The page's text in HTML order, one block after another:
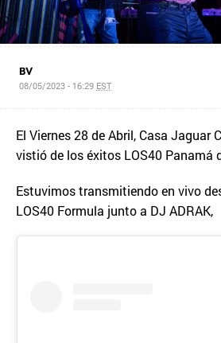
BV
08/05/2023 - 16:29 EST
El Viernes 28 de Abril, Casa Jaguar
vistió de los éxitos LOS40 Panamá
Estuvimos transmitiendo en vivo
LOS40 Formula junto a DJ ADRAK,